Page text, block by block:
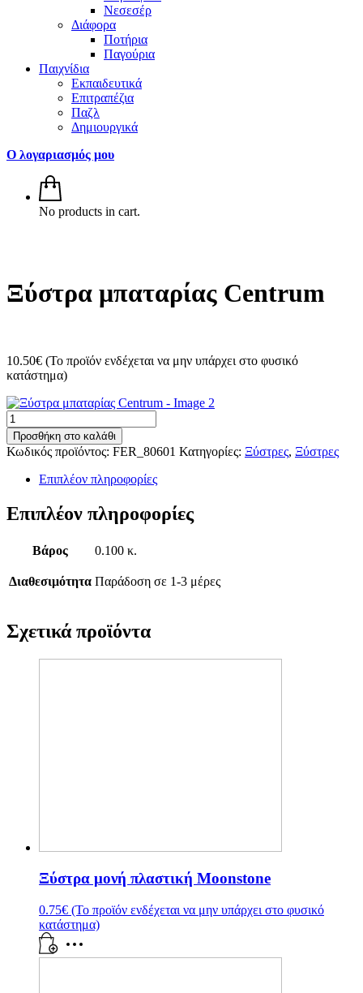
Νεσεσέρ
Διάφορα
Ποτήρια
Παγούρια
Παιχνίδια
Εκπαιδευτικά
Επιτραπέζια
Παζλ
Δημιουργικά
Ο λογαριασμός μου
No products in cart.
Ξύστρα μπαταρίας Centrum
10.50€ (Το προϊόν ενδέχεται να μην υπάρχει στο φυσικό
κατάστημα)
Ξύστρα
μπαταρίας
Centrum
ποσότητα
Προσθήκη στο καλάθι
Κωδικός προϊόντος: FER_80601 Κατηγορίες: Ξύστρες, Ξύστρες
Επιπλέον πληροφορίες
Επιπλέον πληροφορίες
Βάρος 0.100 κ.
Διαθεσιμότητα Παράδοση σε 1-3 μέρες
Σχετικά προϊόντα
Ξύστρα μονή πλαστική Moonstone
0.75€ (Το προϊόν ενδέχεται να μην υπάρχει στο φυσικό
κατάστημα)